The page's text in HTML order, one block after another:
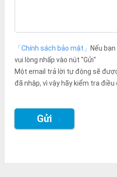
「Chính sách bảo mật」
Nếu
vui lòng nhấp vào nút "Gửi"
Một email trả lời tự động sẽ
đã nhập, vì vậy hãy kiểm tra điều